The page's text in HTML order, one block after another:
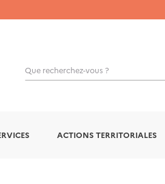
Que recherchez-vous ?
ACTIONS TERRITORIALES